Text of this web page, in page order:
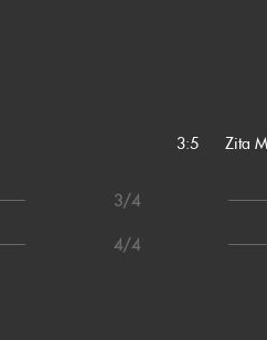
3:5
Zita
3/4
4/4